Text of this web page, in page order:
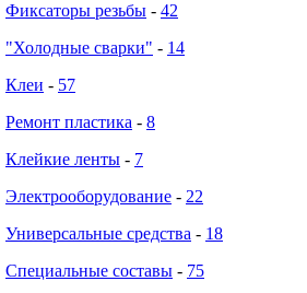
Фиксаторы резьбы - 42
"Холодные сварки" - 14
Клеи - 57
Ремонт пластика - 8
Клейкие ленты - 7
Электрооборудование - 22
Универсальные средства - 18
Специальные составы - 75